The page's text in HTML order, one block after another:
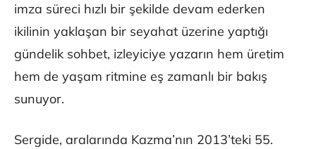
imza süreci hızlı bir şekilde devam ederken
ikilinin yaklaşan bir seyahat üzerine yaptığı
gündelik sohbet, izleyiciye yazarın hem üretim
hem de yaşam ritmine eş zamanlı bir bakış
sunuyor.
Sergide, aralarında Kazma’nın 2013’teki 55.